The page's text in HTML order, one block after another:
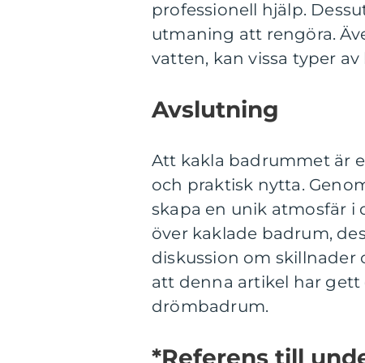
professionell hjälp.
utmaning att rengöra.
vatten, kan vissa typer
Avslutning
Att kakla badrummet är
och praktisk nytta.
skapa en unik atmosfär
över kaklade badrum,
diskussion om skillnader
att denna artikel har
drömbadrum.